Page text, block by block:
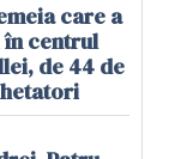
care a
centrul
de 44 de